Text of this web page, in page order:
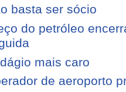
basta ser sócio
do petróleo
mais caro
de aeroporto